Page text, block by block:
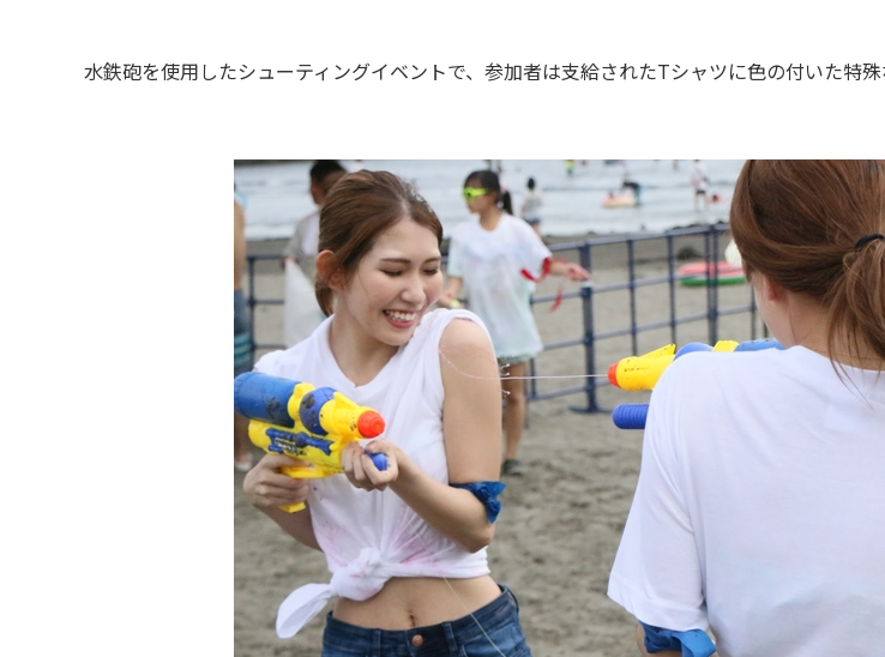
水鉄砲を使用したシューティングイベントで、参加者は支給されたTシャツに色の付いた特殊